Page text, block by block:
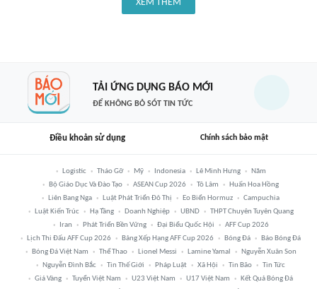
XEM THÊM
TẢI ỨNG DỤNG BÁO MỚI
ĐỂ KHÔNG BỎ SÓT TIN TỨC
Điều khoản sử dụng Chính sách bảo mật
Logistic Tháo Gỡ Mỹ Indonesia Lê Minh Hưng
Năm
Bộ Giáo Dục Và Đào Tạo
ASEAN Cup 2026 Tô Lâm
Huấn Hoa Hồng
Liên Bang Nga
Luật Phát Triển Đô Thị Eo Biển Hormuz
Campuchia
Luật Kiến Trúc
Hạ Tầng Doanh Nghiệp UBND
THPT Chuyên Tuyên Quang
Iran
Phát Triển Bền Vững Đại Biểu Quốc Hội
AFF Cup 2026
Lịch Thi Đấu AFF Cup 2026
Bảng Xếp Hạng AFF Cup 2026 Bóng Đá
Báo Bóng Đá
Bóng Đá Việt Nam
Thể Thao Lionel Messi Lamine Yamal
Nguyễn Xuân Son
Nguyễn Đình Bắc
Tin Thế Giới Pháp Luật Xã Hội Tin Bão
Tin Tức
Giá Vàng
Tuyển Việt Nam U23 Việt Nam U17 Việt Nam
Kết Quả Bóng Đá